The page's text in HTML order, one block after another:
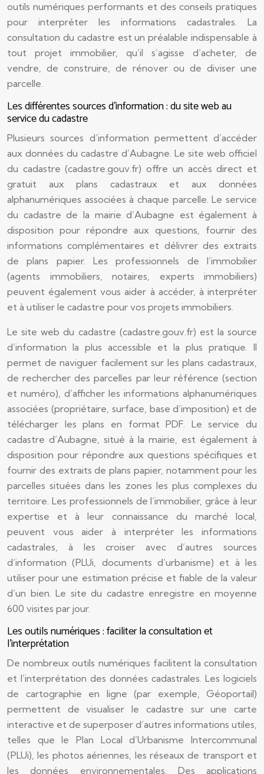
outils numériques performants et des conseils pratiques
pour interpréter les informations cadastrales. La
consultation du cadastre est un préalable indispensable à
tout projet immobilier, qu’il s’agisse d’acheter, de
vendre, de construire, de rénover ou de diviser une
parcelle.
Les différentes sources d’information : du site web au
service du cadastre
Plusieurs sources d’information permettent d’accéder
aux données du cadastre d’Aubagne. Le site web officiel
du cadastre (cadastre.gouv.fr) offre un accès direct et
gratuit aux plans cadastraux et aux données
alphanumériques associées à chaque parcelle. Le service
du cadastre de la mairie d’Aubagne est également à
disposition pour répondre aux questions, fournir des
informations complémentaires et délivrer des extraits
de plans papier. Les professionnels de l’immobilier
(agents immobiliers, notaires, experts immobiliers)
peuvent également vous aider à accéder, à interpréter
et à utiliser le cadastre pour vos projets immobiliers.
Le site web du cadastre (cadastre.gouv.fr) est la source
d’information la plus accessible et la plus pratique. Il
permet de naviguer facilement sur les plans cadastraux,
de rechercher des parcelles par leur référence (section
et numéro), d’afficher les informations alphanumériques
associées (propriétaire, surface, base d’imposition) et de
télécharger les plans en format PDF. Le service du
cadastre d’Aubagne, situé à la mairie, est également à
disposition pour répondre aux questions spécifiques et
fournir des extraits de plans papier, notamment pour les
parcelles situées dans les zones les plus complexes du
territoire. Les professionnels de l’immobilier, grâce à leur
expertise et à leur connaissance du marché local,
peuvent vous aider à interpréter les informations
cadastrales, à les croiser avec d’autres sources
d’information (PLUi, documents d’urbanisme) et à les
utiliser pour une estimation précise et fiable de la valeur
d’un bien. Le site du cadastre enregistre en moyenne
600 visites par jour.
Les outils numériques : faciliter la consultation et
l’interprétation
De nombreux outils numériques facilitent la consultation
et l’interprétation des données cadastrales. Les logiciels
de cartographie en ligne (par exemple, Géoportail)
permettent de visualiser le cadastre sur une carte
interactive et de superposer d’autres informations utiles,
telles que le Plan Local d’Urbanisme Intercommunal
(PLUi), les photos aériennes, les réseaux de transport et
les données environnementales. Des applications